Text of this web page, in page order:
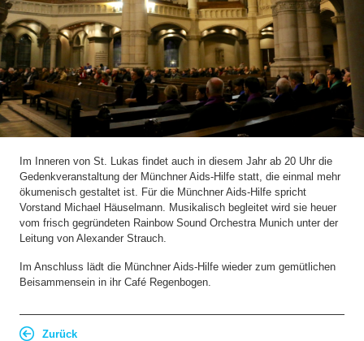
Im Inneren von St. Lukas findet auch in diesem Jahr ab 20 Uhr die
Gedenkveranstaltung der Münchner Aids-Hilfe statt, die einmal mehr
ökumenisch gestaltet ist. Für die Münchner Aids-Hilfe spricht
Vorstand Michael Häuselmann. Musikalisch begleitet wird sie heuer
vom frisch gegründeten Rainbow Sound Orchestra Munich unter der
Leitung von Alexander Strauch.
Im Anschluss lädt die Münchner Aids-Hilfe wieder zum gemütlichen
Beisammensein in ihr Café Regenbogen.
Zurück